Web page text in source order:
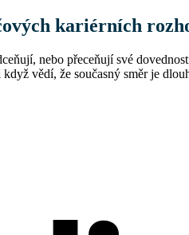
kariérních
nebo přeceňují své
vědí, že současný směr je